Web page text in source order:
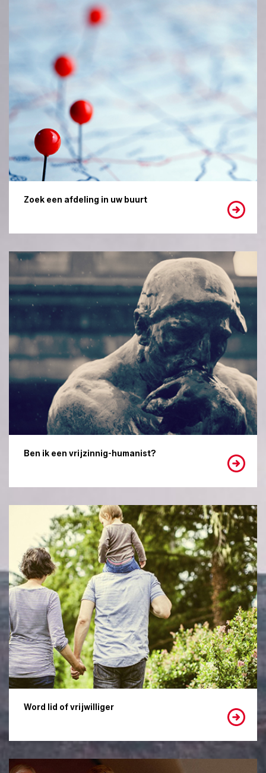
Zoek een afdeling in uw buurt
Ben ik een vrijzinnig-humanist?
Word lid of vrijwilliger